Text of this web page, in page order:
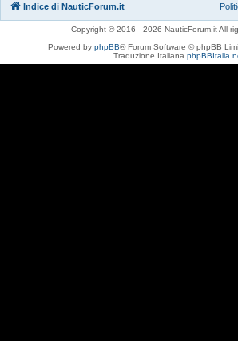
Indice di NauticForum.it
Copyright © 2016 - 2026 NauticForum.it All
Powered by phpBB® Forum Software © phpBB
Traduzione Italiana